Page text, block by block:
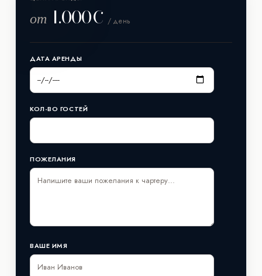
от 1.000€ / день
ДАТА АРЕНДЫ
КОЛ-ВО ГОСТЕЙ
ПОЖЕЛАНИЯ
ВАШЕ ИМЯ